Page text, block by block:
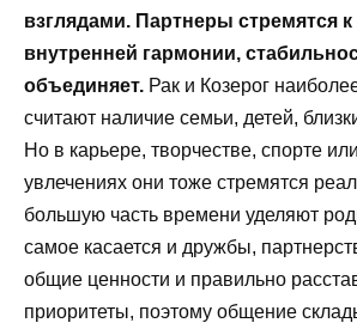
взглядами. Партнеры стремятся к
внутренней гармонии,
объединяет. Рак и Козерог
считают наличие семьи, детей,
Но в карьере, творчестве, спорте
увлечениях они тоже стремятся
большую часть времени уделяют
самое касается и дружбы,
общие ценности и правильно
приоритеты, поэтому общение